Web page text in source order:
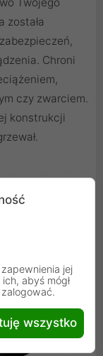
Twojego
została
Chroni
czy zwarciem.
konstrukcji
jej
abyś mógł
wszystko